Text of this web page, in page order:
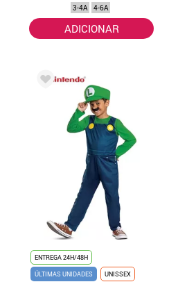
3-4A 4-6A
ADICIONAR
ENTREGA 24H/48H
ÚLTIMAS UNIDADES
UNISSEX